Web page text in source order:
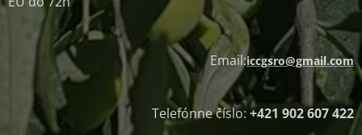
Email:iccgsro@gmail.com
Telefónne číslo: +421 902 607 422